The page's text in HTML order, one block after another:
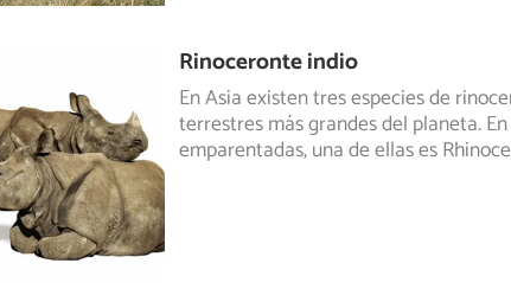
Rinoceronte indio
En Asia existen tres especies de
terrestres más grandes del planeta.
emparentadas, una de ellas es